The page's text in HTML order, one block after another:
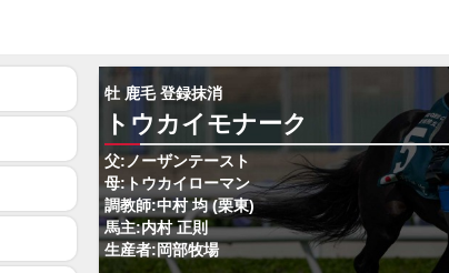
牡 鹿毛 登録抹消
トウカイモナーク
父:ノーザンテースト
母:トウカイローマン
調教師:中村 均 (栗東)
馬主:内村 正則
生産者:岡部牧場